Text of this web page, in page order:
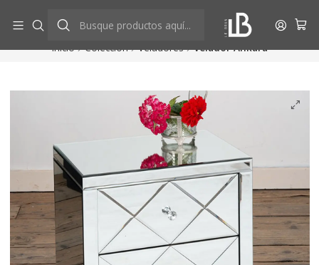
Ver más
Inicio Colección Veladores Velador Ankara